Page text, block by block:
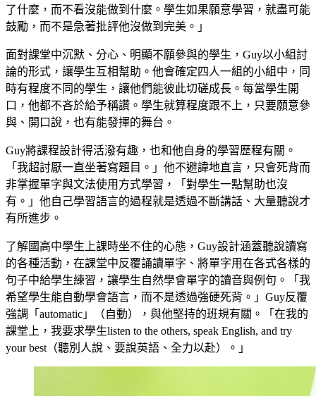
了什麼，而不看沒能做到什麼。學生如果願意學習，就盡可能
鼓勵，而不是急著批評他沒做到完美。」
面對課堂中沉默、分心、明顯不願參與的學生，Guy以小組討
論的形式，讓學生互相幫助。他會確定四人一組的小組中，同
時有程度不同的學生，讓他們能彼此切磋成長。每當學生開
口，他都不吝於給予稱讚。學生就算程度跟不上，只要願意參
與、開口說，也有能發揮的舞台。
Guy將課程設計得活潑有趣，也和他自身的學習歷程有關。
「我超討厭一直坐著寫題目。」他不避諱地直言，只會死背而
非掌握單字與文法使用方式學習，「對學生一點幫助也沒
有。」他自己學習語言的過程就是透過不斷講話、大量聽說才
有所進步。
了解國高中學生上課時坐不住的心態，Guy設計涵蓋聽說讀寫
的各種活動，在課堂中反覆誦讀單字、將單字用在各式各樣的
句子中給學生練習，讓學生自然學會單字的讀音與例句。「我
希望學生能自動學會語言，而不是透過強硬死背。」Guy反覆
強調「automatic」（自動），與他堅持的班規有關。「在我的
課堂上，我要求學生listen to the others, speak English, and try
your best（聽別人說、要說英語、全力以赴）。」